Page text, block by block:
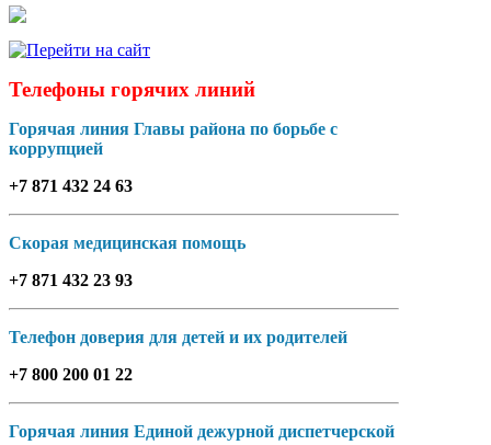
Телефоны горячих линий
Горячая линия Главы района по борьбе с
коррупцией
+7 871 432 24 63
Скорая медицинская помощь
+7 871 432 23 93
Телефон доверия для детей и их родителей
+7 800 200 01 22
Горячая линия Единой дежурной диспетчерской